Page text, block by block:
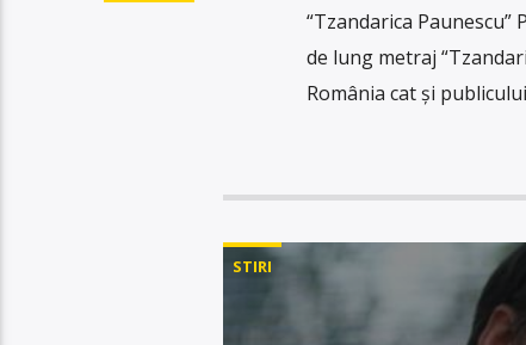
“Tzandarica
de lung metraj
România cat și
STIRI